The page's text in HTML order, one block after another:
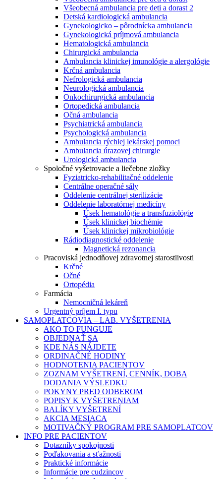
Všeobecná ambulancia pre deti a dorast 2
Detská kardiologická ambulancia
Gynekologicko – pôrodnícka ambulancia
Gynekologická príjmová ambulancia
Hematologická ambulancia
Chirurgická ambulancia
Ambulancia klinickej imunológie a alergológie
Krčná ambulancia
Nefrologická ambulancia
Neurologická ambulancia
Onkochirurgická ambulancia
Ortopedická ambulancia
Očná ambulancia
Psychiatrická ambulancia
Psychologická ambulancia
Ambulancia rýchlej lekárskej pomoci
Ambulancia úrazovej chirurgie
Urologická ambulancia
Spoločné vyšetrovacie a liečebne zložky
Fyziatricko-rehabilitačné oddelenie
Centrálne operačné sály
Oddelenie centrálnej sterilizácie
Oddelenie laboratórnej medicíny
Úsek hematológie a transfuziológie
Úsek klinickej biochémie
Úsek klinickej mikrobiológie
Rádiodiagnostické oddelenie
Magnetická rezonancia
Pracoviská jednodňovej zdravotnej starostlivosti
Krčné
Očné
Ortopédia
Farmácia
Nemocničná lekáreň
Urgentný príjem I. typu
SAMOPLATCOVIA – LAB. VYŠETRENIA
AKO TO FUNGUJE
OBJEDNAŤ SA
KDE NÁS NÁJDETE
ORDINAČNÉ HODINY
HODNOTENIA PACIENTOV
ZOZNAM VYŠETRENÍ, CENNÍK, DOBA
DODANIA VÝSLEDKU
POKYNY PRED ODBEROM
POPISY K VYŠETRENIAM
BALÍKY VYŠETRENÍ
AKCIA MESIACA
MOTIVAČNÝ PROGRAM PRE SAMOPLATCOV
INFO PRE PACIENTOV
Dotazníky spokojnosti
Poďakovania a sťažnosti
Praktické informácie
Informácie pre cudzincov